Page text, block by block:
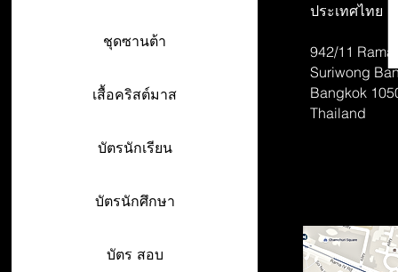
ชุดซานต้า
เสื้อคริสต์มาส
บัตรนักเรียน
บัตรนักศึกษา
บัตร สอบ
ประเทศไทย
942/11 Rama
Suriwong
Bangkok
Thailand